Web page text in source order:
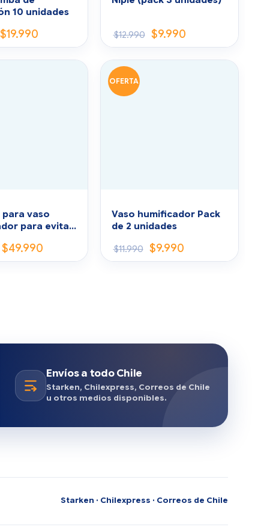
10 unidades
$19.990 $12.990 $9.990
vaso
para evitar
$49.990
OFERTA
Vaso humificador Pack
de 2 unidades
$11.990 $9.990
Envíos a todo Chile
Starken, Chilexpress, Correos de Chile
u otros medios disponibles.
Starken · Chilexpress · Correos de Chile